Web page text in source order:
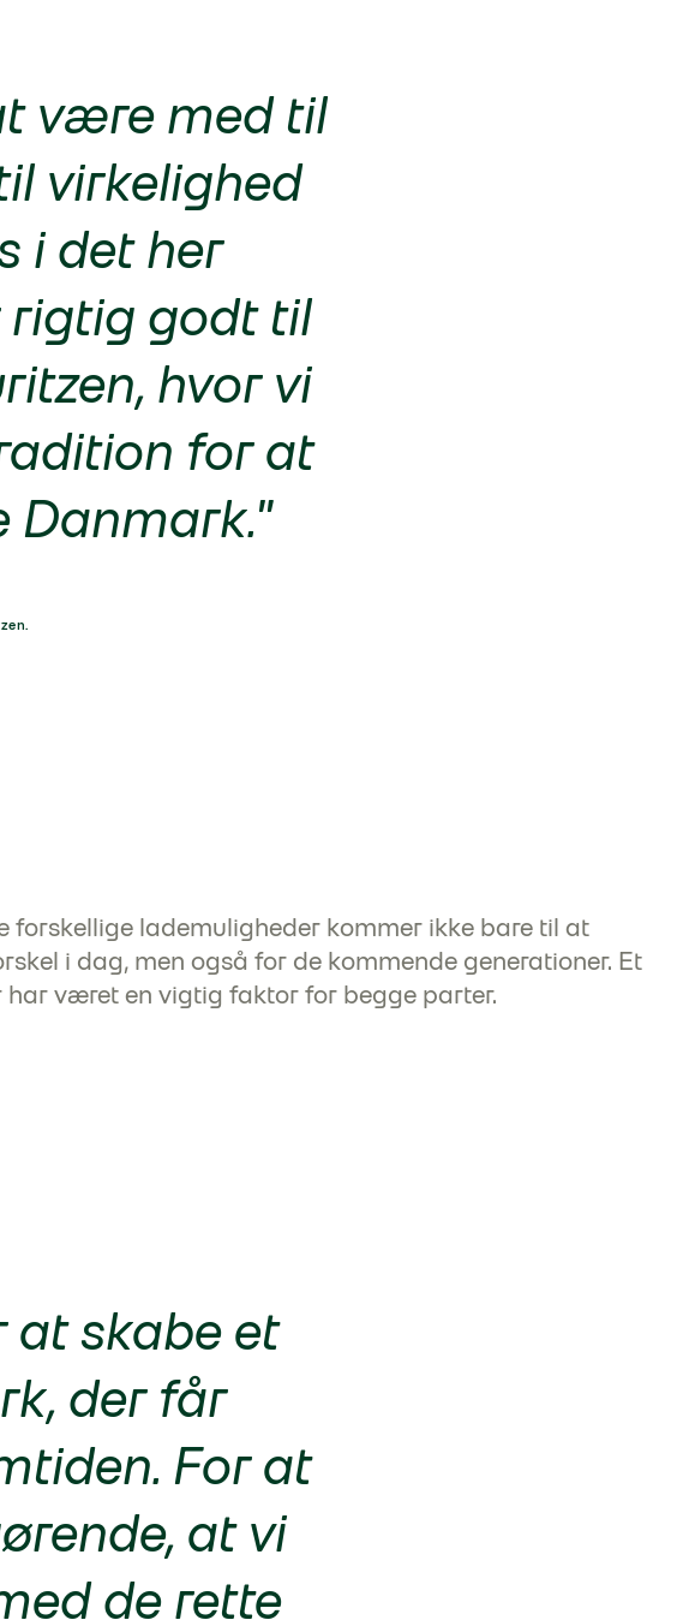
være med til
virkelighed
i det her
rigtig godt til
hvor vi
for at
Danmark."
forskellige lademuligheder kommer ikke bare til at
i dag, men også for de kommende generationer. Et
har været en vigtig faktor for begge parter.
at skabe et
der får
For at
at vi
de rette